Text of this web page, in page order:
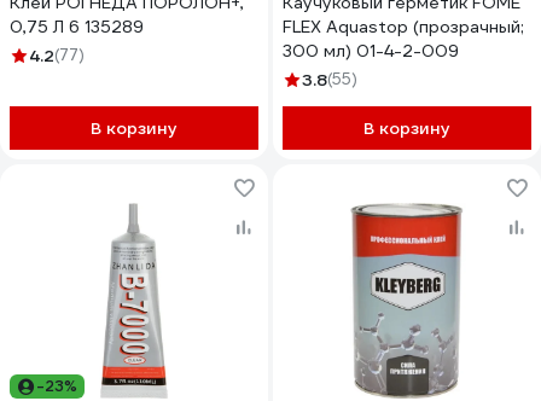
0,75 Л 6 135289
4.2(77)
В корзину
FLEX Aquastop (прозрачный;
300 мл) 01-4-2-009
3.8(55)
В корзину
-23%